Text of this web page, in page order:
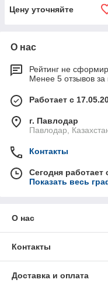
Цену уточняйте
О нас
Рейтинг не
Менее 5 отзывов за
Работает с
г. Павлодар
Павлодар,
Контакты
Сегодня работает
Показать весь
О нас
Контакты
Доставка и оплата